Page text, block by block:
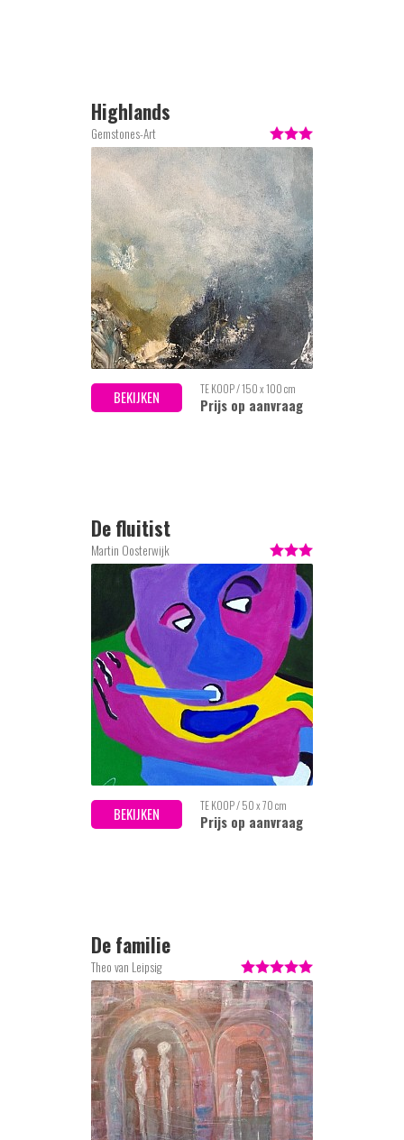
Highlands
Gemstones-Art
BEKIJKEN TE KOOP / 150 x 100 cm
Prijs op aanvraag
De fluitist
Martin Oosterwijk
BEKIJKEN TE KOOP / 50 x 70 cm
Prijs op aanvraag
De familie
Theo van Leipsig